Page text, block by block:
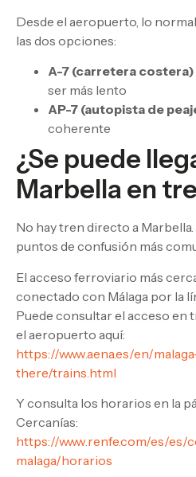
Desde el aeropuerto, lo
las dos opciones:
A-7 (carretera costera)
ser más lento
AP-7 (autopista de
coherente
¿Se puede
Marbella en
No hay tren directo a Marbella.
puntos de confusión más
El acceso ferroviario más
conectado con Málaga por la
Puede consultar el acceso en
el aeropuerto aquí:
https://www.aena.es/en/
there/trains.html
Y consulta los horarios en la
Cercanías:
https://www.renfe.com/es/es/
malaga/horarios